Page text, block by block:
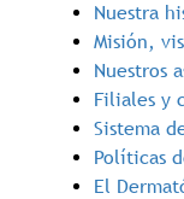
Nuestra
Misión,
Nuestros
Filiales y
Sistema
Políticas
El